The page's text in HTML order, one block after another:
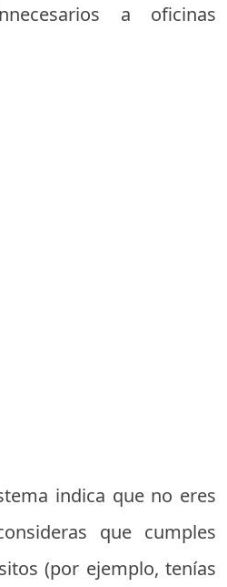
a oficinas
indica que no eres
que cumples
(por ejemplo, tenías